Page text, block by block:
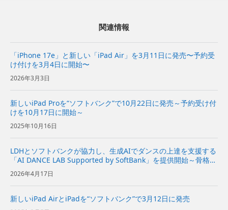
関連情報
「iPhone 17e」と新しい「iPad Air」を3月11日に発売〜予約受
け付けを3月4日に開始〜
2026年3月3日
新しいiPad Proを“ソフトバンク”で10月22日に発売～予約受け付
けを10月17日に開始～
2025年10月16日
LDHとソフトバンクが協力し、生成AIでダンスの上達を支援する
「AI DANCE LAB Supported by SoftBank」を提供開始～骨格推
定×生成AIで、“差分を可視化”して上達へのアドバイスを提供す
るアプリ～ | 企業・IR...
2026年4月17日
新しいiPad AirとiPadを“ソフトバンク”で3月12日に発売